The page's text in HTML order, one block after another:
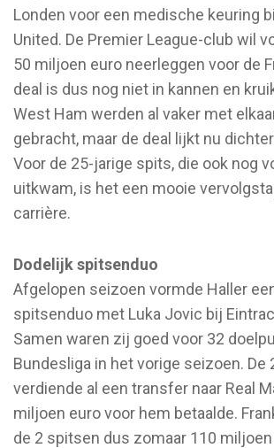
Londen voor een medische keuring
United. De Premier League-club wil
50 miljoen euro neerleggen voor de
deal is dus nog niet in kannen en
West Ham werden al vaker met
gebracht, maar de deal lijkt nu
Voor de 25-jarige spits, die ook nog
uitkwam, is het een mooie
carrière.
Dodelijk spitsenduo
Afgelopen seizoen vormde Haller
spitsenduo met Luka Jovic bij
Samen waren zij goed voor 32
Bundesliga in het vorige seizoen. De
verdiende al een transfer naar Real
miljoen euro voor hem betaalde.
de 2 spitsen dus zomaar 110